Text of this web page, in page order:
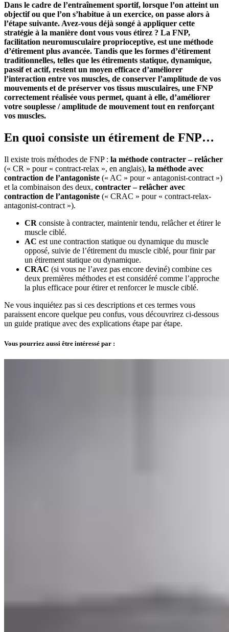
Dans le cadre de l’entraînement sportif, lorsque l’on atteint un
objectif ou que l’on s’habitue à un exercice, on passe alors à
l’étape suivante. Avez-vous déjà songé à appliquer cette
stratégie à la manière dont vous vous étirez ? La FNP,
facilitation neuromusculaire proprioceptive, est une méthode
d’étirement plus avancée. Tandis que les formes d’étirement
traditionnelles, telles que les étirements statique, dynamique,
passif et actif, restent un moyen efficace d’améliorer
l’interaction entre vos muscles, de conserver l’amplitude de vos
mouvements et de préserver vos tissus musculaires, une FNP
correctement réalisée vous permet, quant à elle, d’améliorer
votre souplesse / amplitude de mouvement tout en renforçant
vos muscles.
En quoi consiste un étirement de FNP…
Il existe trois méthodes de FNP : la méthode contracter – relâcher
(« CR » pour « contract-relax », en anglais), la méthode avec
contraction de l’antagoniste (« AC » pour « antagonist-contract »)
et la combinaison des deux, contracter – relâcher avec
contraction de l’antagoniste (« CRAC » pour « contract-relax-
antagonist-contract »).
CR consiste à contracter, maintenir tendu, relâcher et étirer le
muscle ciblé.
AC est une contraction statique ou dynamique du muscle
opposé, suivie de l’étirement du muscle ciblé, pour finir par
un étirement statique ou dynamique.
CRAC (si vous ne l’avez pas encore deviné) combine ces
deux premières méthodes et est considéré comme l’approche
la plus efficace pour étirer et renforcer le muscle ciblé.
Ne vous inquiétez pas si ces descriptions et ces termes vous
paraissent encore quelque peu confus, vous découvrirez ci-dessous
un guide pratique avec des explications étape par étape.
Vous pourriez aussi être intéressé par :